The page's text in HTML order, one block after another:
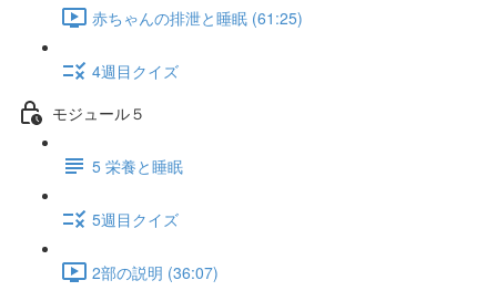
赤ちゃんの排泄と睡眠 (61:25)
4週目クイズ
モジュール５
5 栄養と睡眠
5週目クイズ
2部の説明 (36:07)